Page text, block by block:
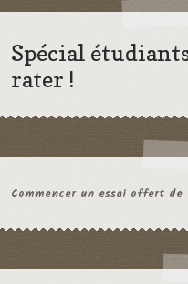
Spécial
rater !
Commencer un essai offert de